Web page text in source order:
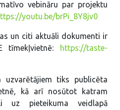
vebināru par projektu
youtu.be/brPi_8Y8jv0
un citi aktuāli dokumenti ir
tīmekļvietnē:
https://taste-
uzvarētājiem tiks publicēta
kā arī nosūtot katram
uz pieteikuma veidlapā